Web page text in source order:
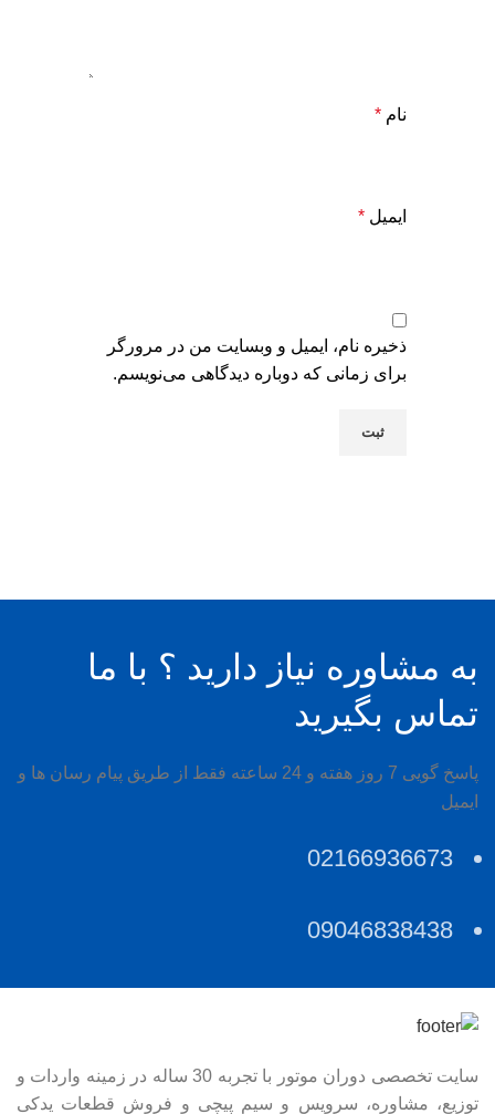
نام *
ایمیل *
ذخیره نام، ایمیل و وبسایت من در مرورگر
برای زمانی که دوباره دیدگاهی می‌نویسم.
به مشاوره نیاز دارید ؟ با ما
تماس بگیرید
پاسخ گویی 7 روز هفته و 24 ساعته فقط از طریق پیام رسان ها و
ایمیل
02166936673
09046838438
سایت تخصصی دوران موتور با تجربه 30 ساله در زمینه واردات و
توزیع، مشاوره، سرویس و سیم پیچی و فروش قطعات یدکی